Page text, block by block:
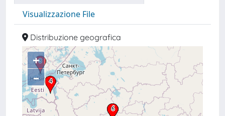
Visualizzazione File
Distribuzione geografica
+
–